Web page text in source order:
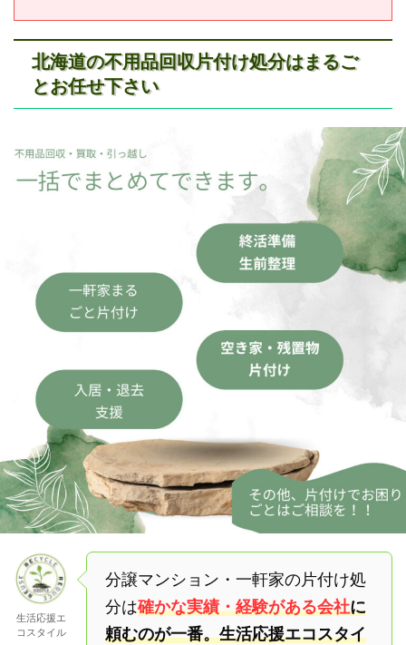
北海道の不用品回収片付け処分はまるご
とお任せ下さい
生活応援エ
コスタイル
分譲マンション・一軒家の片付け処
分は確かな実績・経験がある会社に
頼むのが一番。生活応援エコスタイ